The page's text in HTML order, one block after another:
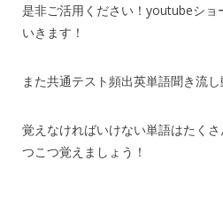
是非ご活用ください！youtubeショ
いきます！
また共通テスト頻出英単語聞き流し
覚えなければいけない単語はたく
つこつ覚えましょう！